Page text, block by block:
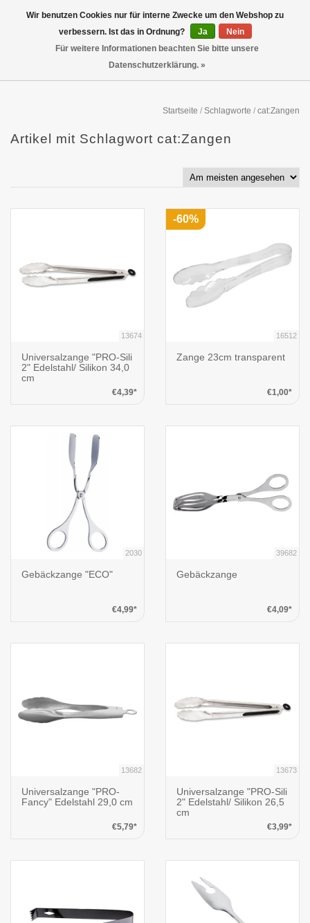
Startseite / Schlagworte / cat:Zangen
Artikel mit Schlagwort cat:Zangen
13674
Universalzange "PRO-Sili
2" Edelstahl/ Silikon 34,0
cm
€4,39*
16512
Zange 23cm transparent
€1,00*
-60%
2030
Gebäckzange "ECO"
€4,99*
39682
Gebäckzange
€4,09*
13682
Universalzange "PRO-
Fancy" Edelstahl 29,0 cm
€5,79*
13673
Universalzange "PRO-Sili
2" Edelstahl/ Silikon 26,5
cm
€3,99*
Wir benutzen Cookies nur für interne Zwecke um den Webshop zu
verbessern. Ist das in Ordnung?
Ja
Nein
Für weitere Informationen beachten Sie bitte unsere
Datenschutzerklärung. »